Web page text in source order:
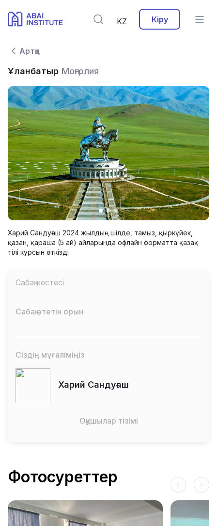
KZ Кіру
Артқа
Ұланбатыр Моңғолия
Харий Сандуғаш 2024 жылдың шілде, тамыз, қыркүйек,
қазан, қараша (5 ай) айларында офлайн форматта қазақ
тілі курсын өткізді
Сабақ кестесі
Сабақ өтетін орын
Сіздің мұғаліміңіз
Харий Сандуғаш
Оқушылар тізімі
Фотосуреттер